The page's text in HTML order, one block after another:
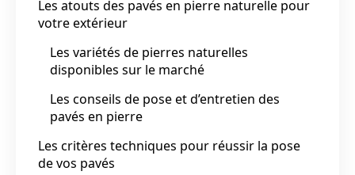
Les atouts des pavés en pierre naturelle pour
votre extérieur
Les variétés de pierres naturelles
disponibles sur le marché
Les conseils de pose et d’entretien des
pavés en pierre
Les critères techniques pour réussir la pose
de vos pavés